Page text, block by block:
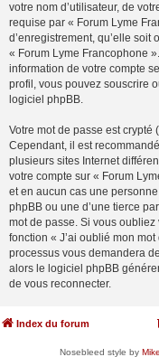
votre nom d’utilisateur, de
requise par « Forum Lyme
d’enregistrement, qu’elle
« Forum Lyme Francophone
information de votre compte
profil, vous pouvez souscrire
logiciel phpBB.
Votre mot de passe est crypté
Cependant, il est
plusieurs sites Internet
votre compte sur « Forum
et en aucun cas une
phpBB ou une d’une tierce
mot de passe. Si vous
fonction « J’ai oublié mon
processus vous demandera
alors le logiciel phpBB
de vous reconnecter.
Index du forum
Nosebleed style by